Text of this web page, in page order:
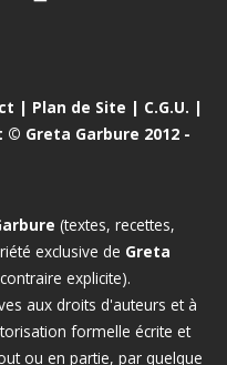
| Plan de Site | C.G.U. |
Greta Garbure 2012 -
(textes, recettes,
exclusive de Greta
explicite).
aux droits d'auteurs et à
formelle écrite et
ou en partie, par quelque